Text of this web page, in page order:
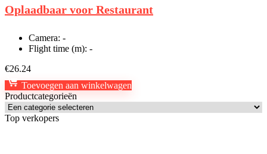
Oplaadbaar voor Restaurant
Camera: -
Flight time (m): -
€26.24
Toevoegen aan winkelwagen
Productcategorieën
Top verkopers